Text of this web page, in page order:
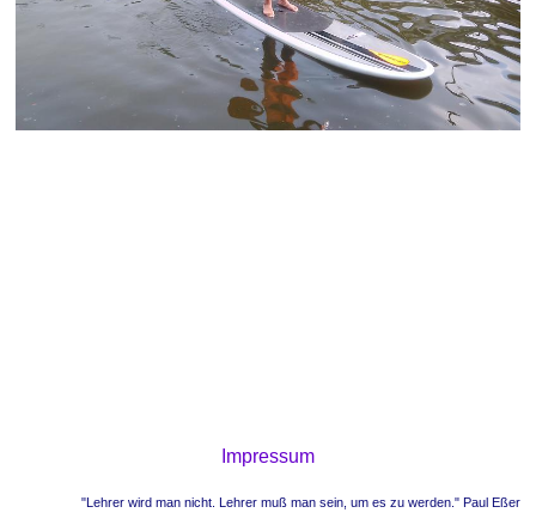
Impressum
"Lehrer wird man nicht. Lehrer muß man sein, um es zu werden." Paul Eßer